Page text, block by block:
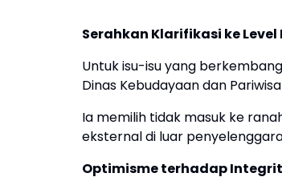
Serahkan Klarifikasi ke Level
Untuk isu-isu yang
Dinas Kebudayaan dan
Ia memilih tidak masuk ke
eksternal di luar
Optimisme terhadap